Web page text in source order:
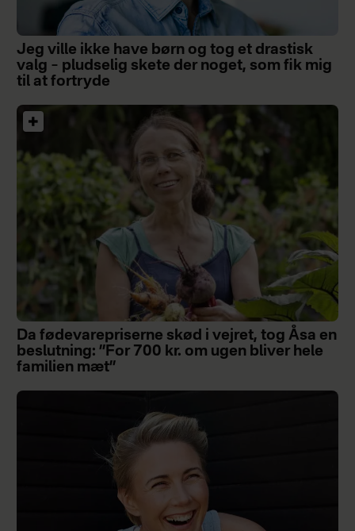
Jeg ville ikke have børn og tog et drastisk
valg – pludselig skete der noget, som fik mig
til at fortryde
Da fødevarepriserne skød i vejret, tog Åsa en
beslutning: ”For 700 kr. om ugen bliver hele
familien mæt”